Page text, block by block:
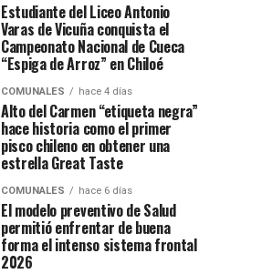
Estudiante del Liceo Antonio
Varas de Vicuña conquista el
Campeonato Nacional de Cueca
“Espiga de Arroz” en Chiloé
COMUNALES hace 4 días
Alto del Carmen “etiqueta negra”
hace historia como el primer
pisco chileno en obtener una
estrella Great Taste
COMUNALES hace 6 días
El modelo preventivo de Salud
permitió enfrentar de buena
forma el intenso sistema frontal
2026